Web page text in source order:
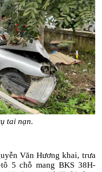
tai nạn.
Văn Hương khai, trưa
5 chỗ mang BKS 38H-